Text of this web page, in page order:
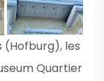
(Hofburg), les
Quartier